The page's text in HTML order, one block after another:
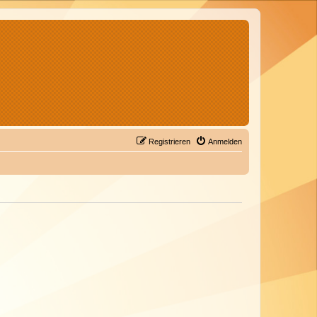
Anmelden
Registrieren